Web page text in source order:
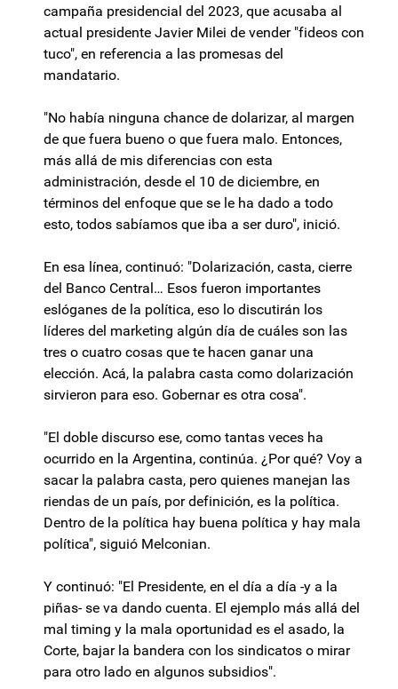
campaña presidencial del 2023, que acusaba al
actual presidente Javier Milei de vender "fideos con
tuco", en referencia a las promesas del
mandatario.
"No había ninguna chance de dolarizar, al margen
de que fuera bueno o que fuera malo. Entonces,
más allá de mis diferencias con esta
administración, desde el 10 de diciembre, en
términos del enfoque que se le ha dado a todo
esto, todos sabíamos que iba a ser duro", inició.
En esa línea, continuó: "Dolarización, casta, cierre
del Banco Central… Esos fueron importantes
eslóganes de la política, eso lo discutirán los
líderes del marketing algún día de cuáles son las
tres o cuatro cosas que te hacen ganar una
elección. Acá, la palabra casta como dolarización
sirvieron para eso. Gobernar es otra cosa".
"El doble discurso ese, como tantas veces ha
ocurrido en la Argentina, continúa. ¿Por qué? Voy a
sacar la palabra casta, pero quienes manejan las
riendas de un país, por definición, es la política.
Dentro de la política hay buena política y hay mala
política", siguió Melconian.
Y continuó: "El Presidente, en el día a día -y a la
piñas- se va dando cuenta. El ejemplo más allá del
mal timing y la mala oportunidad es el asado, la
Corte, bajar la bandera con los sindicatos o mirar
para otro lado en algunos subsidios".